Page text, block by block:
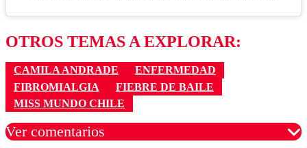
OTROS TEMAS A EXPLORAR:
CAMILA ANDRADE
ENFERMEDAD
FIBROMIALGIA
FIEBRE DE BAILE
MISS MUNDO CHILE
Ver comentarios